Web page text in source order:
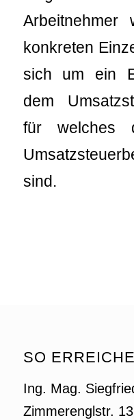
Arbeitnehmer
konkreten
sich um ein
dem
für welches
sind.
SO
Ing. Mag.
Zimmerenglstr. 13